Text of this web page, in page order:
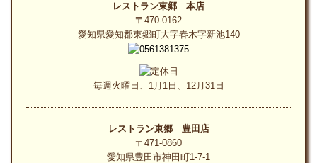
レストラン東郷 本店
〒470-0162
愛知県愛知郡東郷町大字春木字新池140
毎週火曜日、1月1日、12月31日
レストラン東郷 豊田店
〒471-0860
愛知県豊田市神田町1-7-1